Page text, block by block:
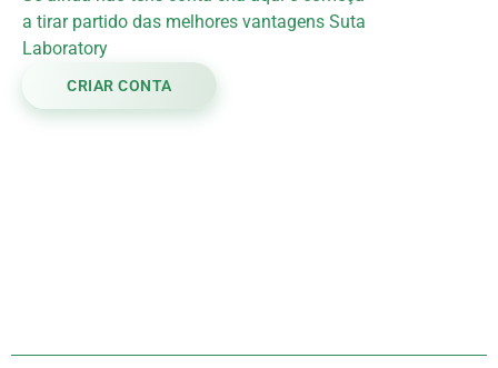
a tirar partido das melhores vantagens Suta
Laboratory
CRIAR CONTA